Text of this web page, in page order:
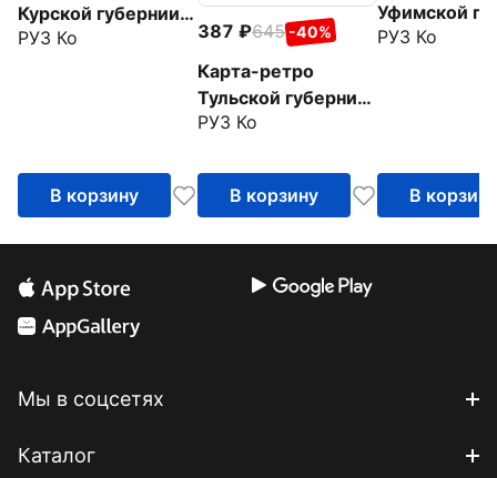
Курской губернии
на 1864 год
РУЗ Ко
В корзину
387 645 -40%
Карта-ретро
Тульской губернии
на 1902 год
РУЗ Ко
В корзину
Уфимской
на 1902 год
РУЗ Ко
В корзину
Мы в соцсетях
Каталог